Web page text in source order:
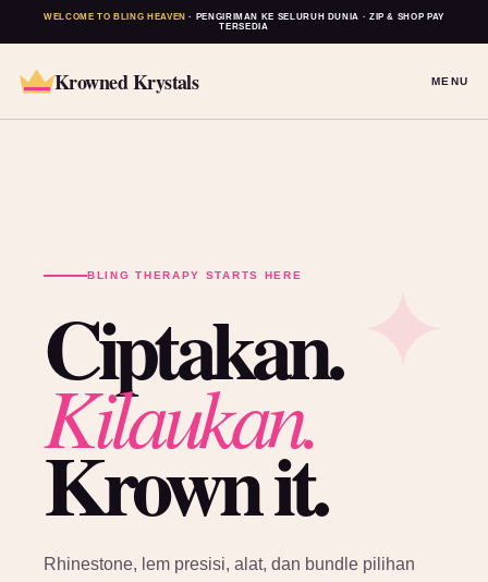
WELCOME TO BLING HEAVEN · PENGIRIMAN KE SELURUH DUNIA · ZIP & SHOP PAY
TERSEDIA
Krowned Krystals MENU
BLING THERAPY STARTS HERE
Ciptakan.
Kilaukan.
Krown it.
Rhinestone, lem presisi, alat, dan bundle pilihan